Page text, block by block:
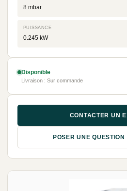
8 mbar
PUISSANCE
0.245 kW
Disponible
Livraison : Sur commande
CONTACTER UN
POSER UNE QUESTION